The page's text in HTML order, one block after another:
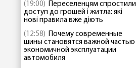
(19:00) Переселенцям спростили
доступ до грошей і житла: які
нові правила вже діють
(12:58) Почему современные
шины становятся важной частью
экономичной эксплуатации
автомобиля